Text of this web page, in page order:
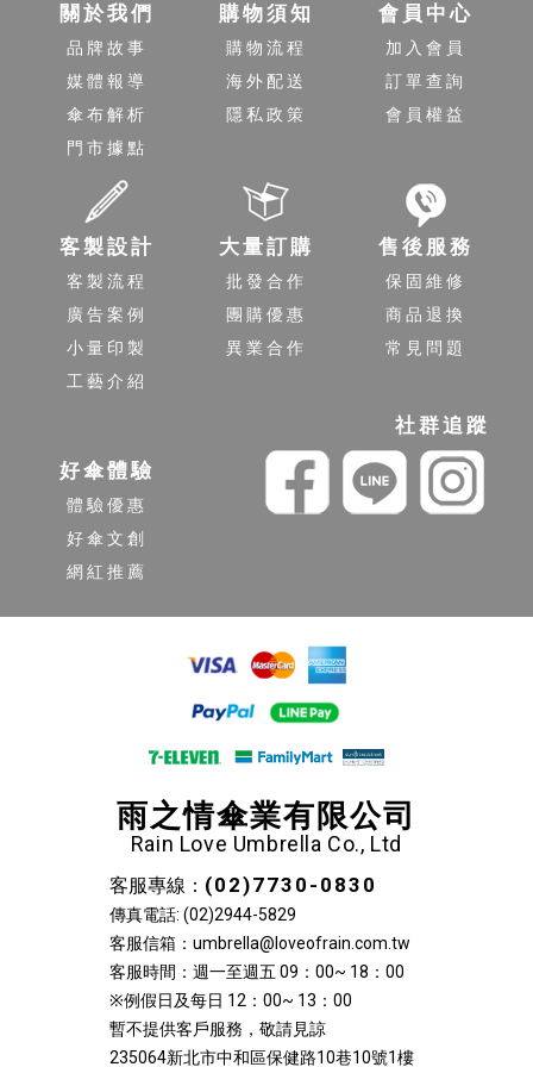
關於我們
品牌故事
媒體報導
傘布解析
門市據點
購物須知
購物流程
海外配送
隱私政策
會員中心
加入會員
訂單查詢
會員權益
客製設計
客製流程
廣告案例
小量印製
工藝介紹
大量訂購
批發合作
團購優惠
異業合作
售後服務
保固維修
商品退換
常見問題
好傘體驗
體驗優惠
好傘文創
網紅推薦
社群追蹤
雨之情傘業有限公司
Rain Love Umbrella Co., Ltd
客服專線： (02)7730-0830
傳真電話: (02)2944-5829
客服信箱：umbrella@loveofrain.com.tw
客服時間：週一至週五 09：00~ 18：00
※例假日及每日 12：00~ 13：00
暫不提供客戶服務，敬請見諒
235064新北市中和區保健路10巷10號1樓